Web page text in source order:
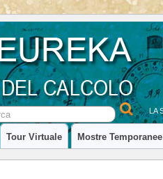
LA
Tour Virtuale Mostre Temporanee